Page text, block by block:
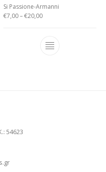
Si Passione-Armanni
€7,00–€20,00
54623